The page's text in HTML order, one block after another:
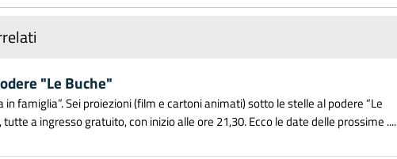
"Le Buche"
in famiglia”. Sei proiezioni (film e cartoni animati) sotto le stelle al podere “Le
a ingresso gratuito, con inizio alle ore 21,30. Ecco le date delle prossime ....